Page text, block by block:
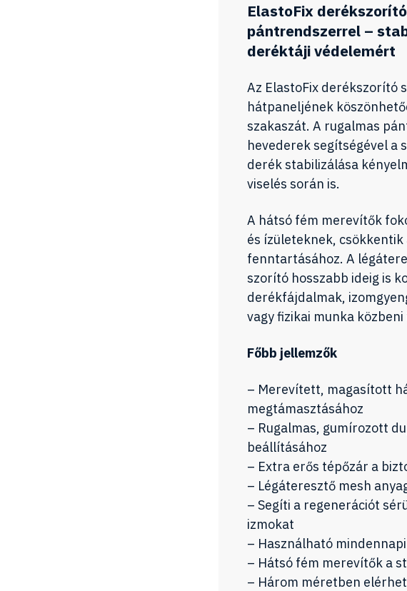
ElastoFix
pántrendszerrel –
deréktáji védelemért
Az ElastoFix derékszorító
hátpaneljének
szakaszát. A rugalmas
hevederek segítségével a
derék stabilizálása
viselés során is.
A hátsó fém merevítők
és ízületeknek,
fenntartásához. A
szorító hosszabb ideig is
derékfájdalmak,
vagy fizikai munka
Főbb jellemzők
– Merevített, magasított
megtámasztásához
– Rugalmas, gumírozott
beállításához
– Extra erős tépőzár a
– Légáteresztő mesh
– Segíti a regenerációt
izmokat
– Használható
– Hátsó fém merevítők a
– Három méretben